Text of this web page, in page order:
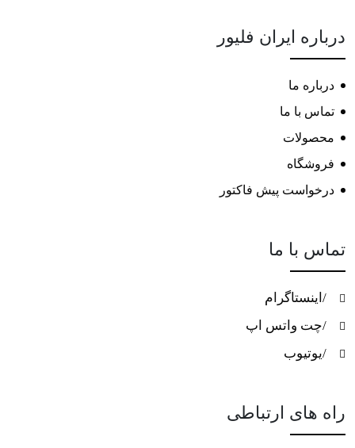
درباره ایران فلیور
درباره ما
تماس با ما
محصولات
فروشگاه
درخواست پیش فاکتور
تماس با ما
/اینستاگرام
/چت واتس اپ
/یوتیوب
راه های ارتباطی